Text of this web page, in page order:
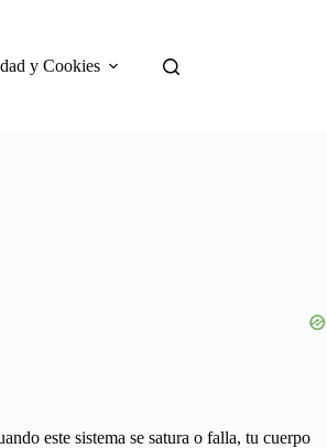
y Cookies
este sistema se satura o falla, tu cuerpo